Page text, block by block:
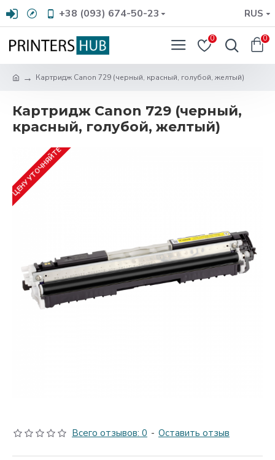
+38 (093) 674-50-23 RUS
0 0
Картридж Canon 729 (черный, красный, голубой, желтый)
Картридж Canon 729 (черный,
красный, голубой, желтый)
ЦЕНУ УТОЧНЯЙТЕ
Всего отзывов: 0 - Оставить отзыв